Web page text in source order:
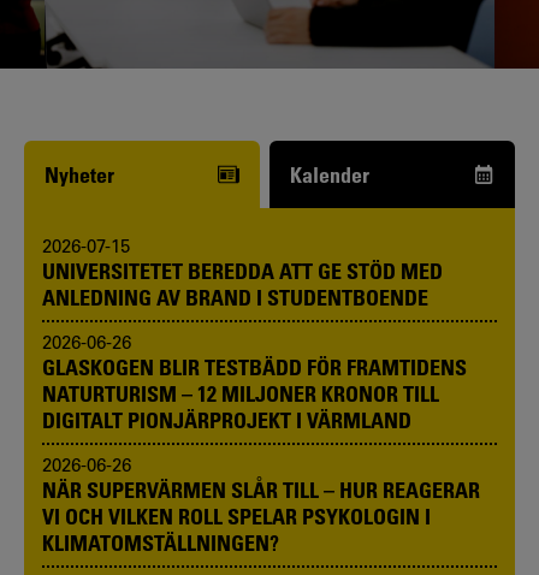
Funderar du på att börja studera? Våra
studie- och karriärvägledare kan hjälpa
Nyheter Kalender
2026-07-15
UNIVERSITETET BEREDDA ATT GE STÖD MED
ANLEDNING AV BRAND I STUDENTBOENDE
2026-06-26
GLASKOGEN BLIR TESTBÄDD FÖR FRAMTIDENS
NATURTURISM – 12 MILJONER KRONOR TILL
DIGITALT PIONJÄRPROJEKT I VÄRMLAND
2026-06-26
NÄR SUPERVÄRMEN SLÅR TILL – HUR REAGERAR
VI OCH VILKEN ROLL SPELAR PSYKOLOGIN I
KLIMATOMSTÄLLNINGEN?